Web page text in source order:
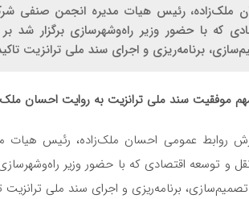
ملک‌زاده، رئیس هیات مدیره انجمن صنفی
که با حضور وزیر راه‌وشهرسازی برگزار
برنامه‌ریزی و اجرای سند ملی ترانزیت
موفقیت سند ملی ترانزیت به روایت احسان
روابط عمومی احسان ملک‌زاده، رئیس
و توسعه اقتصادی که با حضور وزیر
تصمیم‌سازی، برنامه‌ریزی و اجرای سند ملی ترانزیت